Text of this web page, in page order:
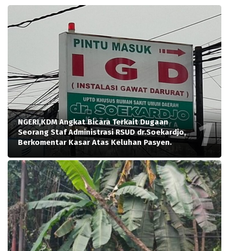
NGERI,KDM Angkat Bicara Terkait Dugaan
Seorang Staf Administrasi RSUD dr.Soekardjo,
Berkomentar Kasar Atas Keluhan Pasyen.